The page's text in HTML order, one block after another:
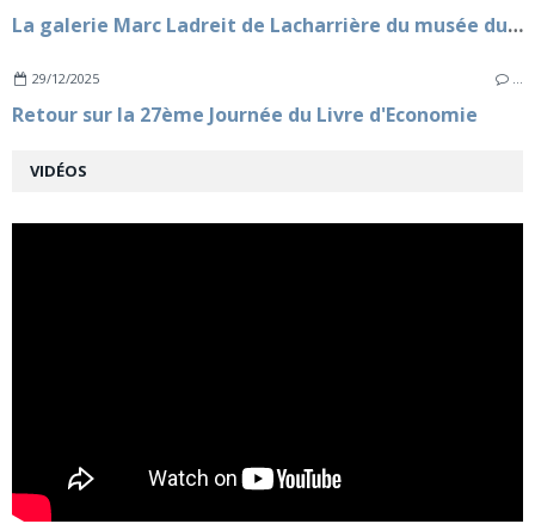
La galerie Marc Ladreit de Lacharrière du musée du quai Branly Jacques Chirac lance l'exposition temporaire 1913 - 1923 : L'Esprit du Temps
29/12/2025 …
Retour sur la 27ème Journée du Livre d'Economie
VIDÉOS